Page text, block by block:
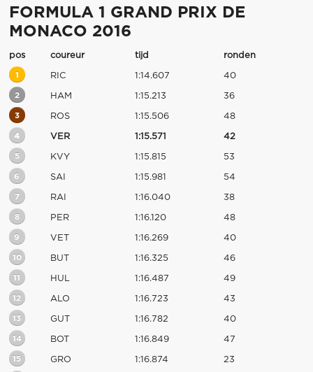
FORMULA 1 GRAND PRIX DE
MONACO 2016
pos coureur tijd ronden
1 RIC 1:14.607 40
2 HAM 1:15.213 36
3 ROS 1:15.506 48
4 VER 1:15.571 42
5 KVY 1:15.815 53
6 SAI 1:15.981 54
7 RAI 1:16.040 38
8 PER 1:16.120 48
9 VET 1:16.269 40
10 BUT 1:16.325 46
11 HUL 1:16.487 49
12 ALO 1:16.723 43
13 GUT 1:16.782 40
14 BOT 1:16.849 47
15 GRO 1:16.874 23